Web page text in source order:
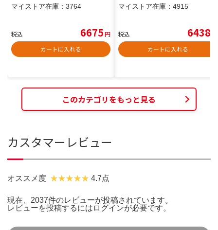
マイストア在庫： 3764
税込 6675円
カートに入れる
マイストア在庫： 4915
税込 6438
カートに入れる
このカテゴリをもっと見る
カスタマーレビュー
オススメ度 4.7点
現在、2037件のレビューが投稿されています。
レビューを投稿するには ログインが必要です。